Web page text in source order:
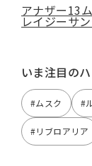
アナザー13
レイジーサ
いま注目の
#ムスク #
#リブロアリア